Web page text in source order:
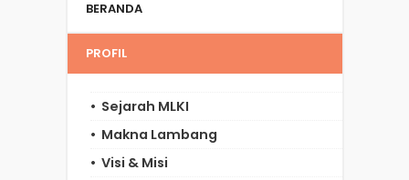
BERANDA
PROFIL
Sejarah MLKI
Makna Lambang
Visi & Misi